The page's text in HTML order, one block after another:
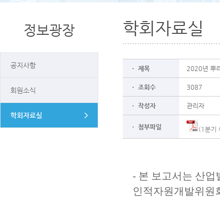
정보광장
공지사항
회원소식
학회자료실
학회자료실
ㆍ 제목 2020년 뿌
ㆍ 조회수 3087
ㆍ 작성자 관리자
ㆍ 첨부파일 (1분기
- 본 보고서는 산업
인적자원개발위원